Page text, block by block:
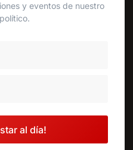
y eventos de nuestro
al día!